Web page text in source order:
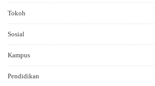
Tokoh
Sosial
Kampus
Pendidikan